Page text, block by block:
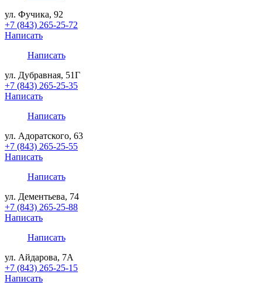
ул. Фучика, 92
+7 (843) 265-25-72
Написать
Написать
ул. Дубравная, 51Г
+7 (843) 265-25-35
Написать
Написать
ул. Адоратского, 63
+7 (843) 265-25-55
Написать
Написать
ул. Дементьева, 74
+7 (843) 265-25-88
Написать
Написать
ул. Айдарова, 7А
+7 (843) 265-25-15
Написать